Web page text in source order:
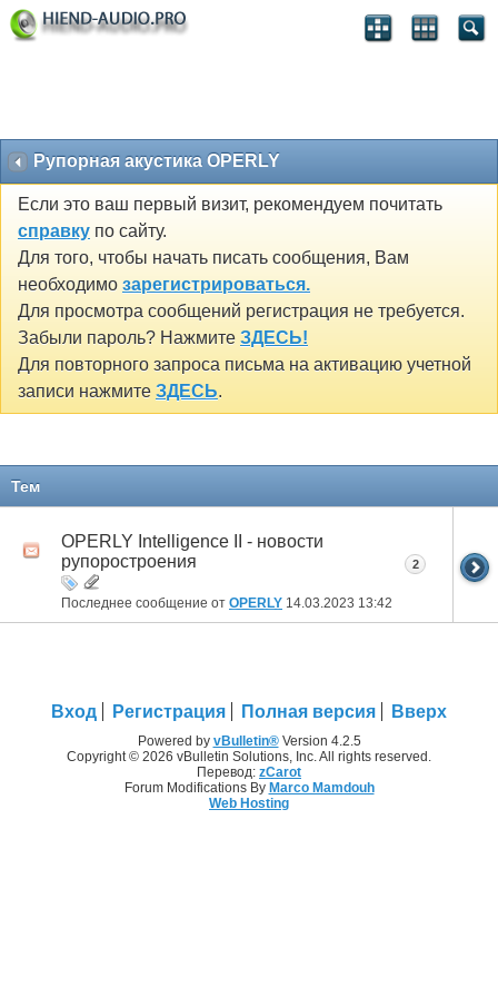
Рупорная акустика OPERLY
Если это ваш первый визит, рекомендуем почитать
справку по сайту.
Для того, чтобы начать писать сообщения, Вам
необходимо зарегистрироваться.
Для просмотра сообщений регистрация не требуется.
Забыли пароль? Нажмите ЗДЕСЬ!
Для повторного запроса письма на активацию учетной
записи нажмите ЗДЕСЬ.
Тем
OPERLY Intelligence II - новости
рупоростроения
Последнее сообщение от OPERLY 14.03.2023 13:42
2
Вход Регистрация Полная версия Вверх
Powered by vBulletin®Version 4.2.5
Copyright © 2026 vBulletin Solutions, Inc. All rights reserved.
Перевод: zCarot
Forum Modifications By Marco Mamdouh
Web Hosting